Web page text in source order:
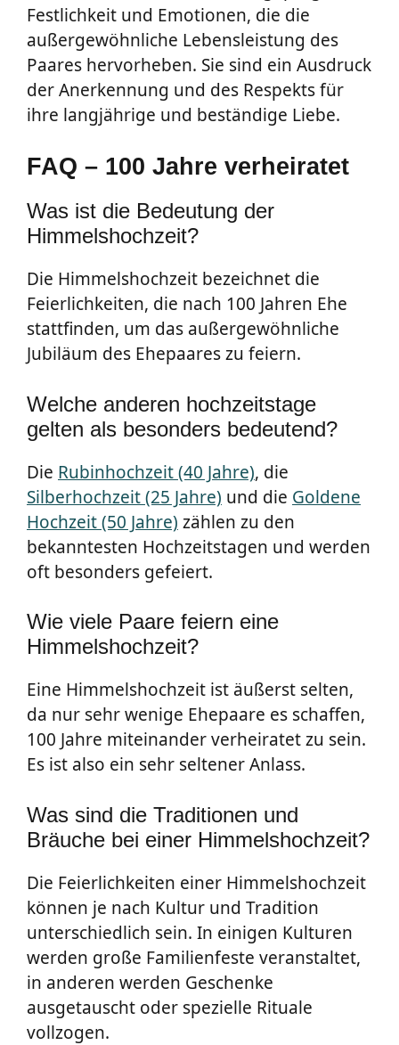
Festlichkeit und Emotionen, die die
außergewöhnliche Lebensleistung des
Paares hervorheben. Sie sind ein Ausdruck
der Anerkennung und des Respekts für
ihre langjährige und beständige Liebe.
FAQ – 100 Jahre verheiratet
Was ist die Bedeutung der
Himmelshochzeit?
Die Himmelshochzeit bezeichnet die
Feierlichkeiten, die nach 100 Jahren Ehe
stattfinden, um das außergewöhnliche
Jubiläum des Ehepaares zu feiern.
Welche anderen hochzeitstage
gelten als besonders bedeutend?
Die Rubinhochzeit (40 Jahre), die
Silberhochzeit (25 Jahre) und die Goldene
Hochzeit (50 Jahre) zählen zu den
bekanntesten Hochzeitstagen und werden
oft besonders gefeiert.
Wie viele Paare feiern eine
Himmelshochzeit?
Eine Himmelshochzeit ist äußerst selten,
da nur sehr wenige Ehepaare es schaffen,
100 Jahre miteinander verheiratet zu sein.
Es ist also ein sehr seltener Anlass.
Was sind die Traditionen und
Bräuche bei einer Himmelshochzeit?
Die Feierlichkeiten einer Himmelshochzeit
können je nach Kultur und Tradition
unterschiedlich sein. In einigen Kulturen
werden große Familienfeste veranstaltet,
in anderen werden Geschenke
ausgetauscht oder spezielle Rituale
vollzogen.